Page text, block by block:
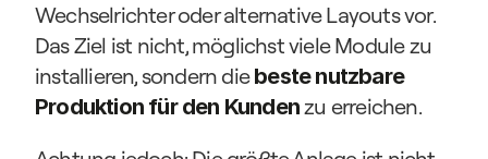
Wechselrichter oder alternative Layouts vor.
Das Ziel ist nicht, möglichst viele Module zu
installieren, sondern die beste nutzbare
Produktion für den Kunden zu erreichen.